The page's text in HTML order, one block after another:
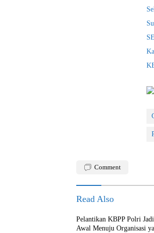
Comment
Read Also
Pelantikan KBPP Polri
Awal Menuju Organisasi